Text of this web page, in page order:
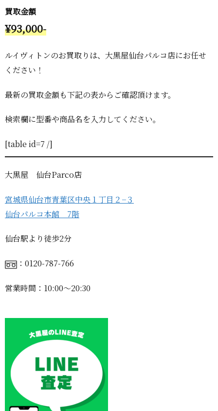
買取金額
¥93,000-
ルイヴィトンのお買取りは、大黒屋仙台パルコ店にお任せ
ください！
最新の買取金額も下記の表からご確認頂けます。
検索欄に型番や商品名を入力してください。
[table id=7 /]
大黒屋 仙台Parco店
宮城県仙台市青葉区中央１丁目２−３
仙台パルコ本館 7階
仙台駅より徒歩2分
：0120-787-766
営業時間：10:00〜20:30